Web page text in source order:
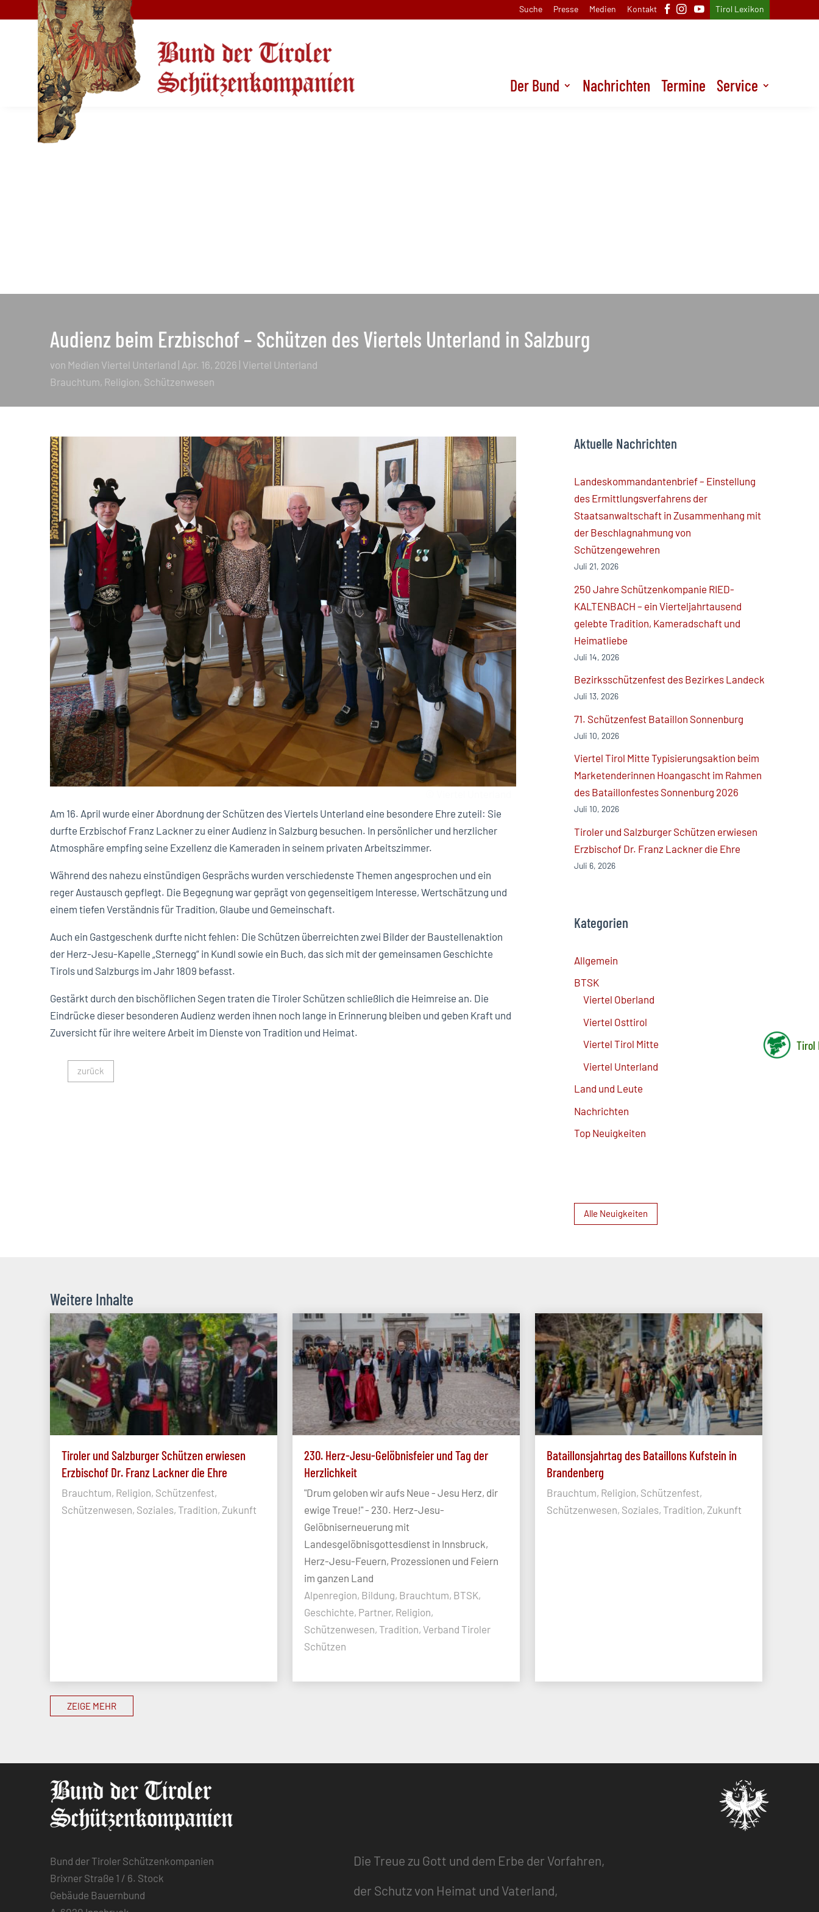
Suche Presse Medien Kontakt Tirol Lexikon
Der Bund Nachrichten Termine Service
Tirol
Audienz beim Erzbischof – Schützen des Viertels Unterland in Salzburg
von Medien Viertel Unterland Apr. 16, 2026 Viertel Unterland
Brauchtum Religion Schützenwesen
Am 16. April wurde einer Abordnung der Schützen des Viertels Unterland eine besondere Ehre zuteil: Sie
durfte Erzbischof Franz Lackner zu einer Audienz in Salzburg besuchen. In persönlicher und herzlicher
Atmosphäre empfing seine Exzellenz die Kameraden in seinem privaten Arbeitszimmer.
Während des nahezu einstündigen Gesprächs wurden verschiedenste Themen angesprochen und ein
reger Austausch gepflegt. Die Begegnung war geprägt von gegenseitigem Interesse, Wertschätzung und
einem tiefen Verständnis für Tradition, Glaube und Gemeinschaft.
Auch ein Gastgeschenk durfte nicht fehlen: Die Schützen überreichten zwei Bilder der Baustellenaktion
der Herz-Jesu-Kapelle „Sternegg“ in Kundl sowie ein Buch, das sich mit der gemeinsamen Geschichte
Tirols und Salzburgs im Jahr 1809 befasst.
Gestärkt durch den bischöflichen Segen traten die Tiroler Schützen schließlich die Heimreise an. Die
Eindrücke dieser besonderen Audienz werden ihnen noch lange in Erinnerung bleiben und geben Kraft und
Zuversicht für ihre weitere Arbeit im Dienste von Tradition und Heimat.
zurück
Aktuelle Nachrichten
Landeskommandantenbrief – Einstellung
des Ermittlungsverfahrens der
Staatsanwaltschaft in Zusammenhang mit
der Beschlagnahmung von
Schützengewehren
Juli 21, 2026
250 Jahre Schützenkompanie RIED-
KALTENBACH – ein Vierteljahrtausend
gelebte Tradition, Kameradschaft und
Heimatliebe
Juli 14, 2026
Bezirksschützenfest des Bezirkes Landeck
Juli 13, 2026
71. Schützenfest Bataillon Sonnenburg
Juli 10, 2026
Viertel Tirol Mitte Typisierungsaktion beim
Marketenderinnen Hoangascht im Rahmen
des Bataillonfestes Sonnenburg 2026
Juli 10, 2026
Tiroler und Salzburger Schützen erwiesen
Erzbischof Dr. Franz Lackner die Ehre
Juli 6, 2026
Kategorien
Allgemein
BTSK
Viertel Oberland
Viertel Osttirol
Viertel Tirol Mitte
Viertel Unterland
Land und Leute
Nachrichten
Top Neuigkeiten
Alle Neuigkeiten
Weitere Inhalte
Tiroler und Salzburger Schützen erwiesen
Erzbischof Dr. Franz Lackner die Ehre
Brauchtum, Religion, Schützenfest,
Schützenwesen, Soziales, Tradition, Zukunft
230. Herz-Jesu-Gelöbnisfeier und Tag der
Herzlichkeit
"Drum geloben wir aufs Neue - Jesu Herz, dir
ewige Treue!" - 230. Herz-Jesu-
Gelöbniserneuerung mit
Landesgelöbnisgottesdienst in Innsbruck,
Herz-Jesu-Feuern, Prozessionen und Feiern
im ganzen Land
Alpenregion, Bildung, Brauchtum, BTSK,
Geschichte, Partner, Religion,
Schützenwesen, Tradition, Verband Tiroler
Schützen
Bataillonsjahrtag des Bataillons Kufstein in
Brandenberg
Brauchtum, Religion, Schützenfest,
Schützenwesen, Soziales, Tradition, Zukunft
ZEIGE MEHR
Bund der Tiroler Schützenkompanien
Brixner Straße 1 / 6. Stock
Gebäude Bauernbund
Die Treue zu Gott und dem Erbe der Vorfahren,
der Schutz von Heimat und Vaterland,